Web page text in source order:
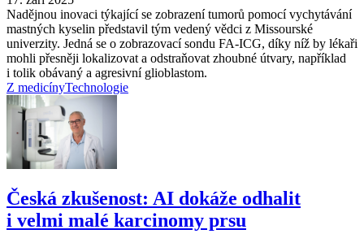
Nadějnou inovaci týkající se zobrazení tumorů pomocí vychytávání
mastných kyselin představil tým vedený vědci z Missourské
univerzity. Jedná se o zobrazovací sondu FA-ICG, díky níž by lékaři
mohli přesněji lokalizovat a odstraňovat zhoubné útvary, například
i tolik obávaný a agresivní glioblastom.
Z medicínyTechnologie
Česká zkušenost: AI dokáže odhalit
i velmi malé karcinomy prsu